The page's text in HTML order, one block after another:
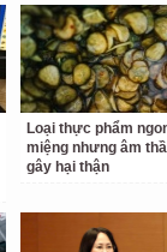
Loại thực phẩm
miệng nhưng âm
gây hại thận